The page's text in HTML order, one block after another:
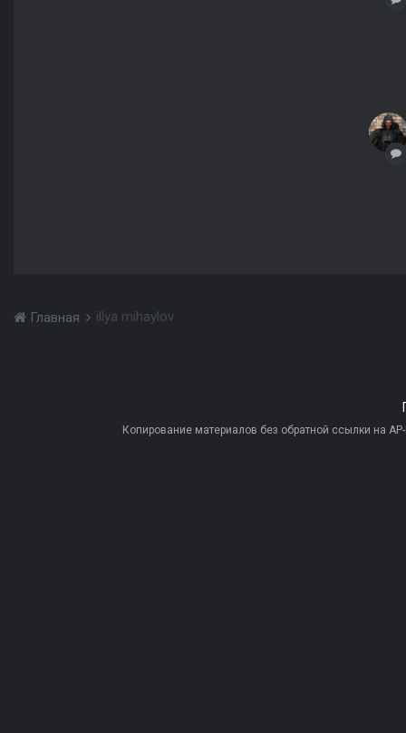
Главная illya mihaylov
Копирование материалов без обратной ссылки на